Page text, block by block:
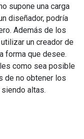
supone una carga
diseñador, podría
Además de los
un creador de
forma que desee.
como sea posible
de no obtener los
altas.